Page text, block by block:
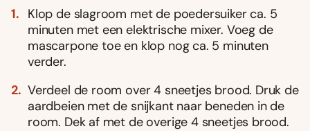
Klop de slagroom met de poedersuiker ca. 5
minuten met een elektrische mixer. Voeg de
mascarpone toe en klop nog ca. 5 minuten
verder.
Verdeel de room over 4 sneetjes brood. Druk de
aardbeien met de snijkant naar beneden in de
room. Dek af met de overige 4 sneetjes brood.